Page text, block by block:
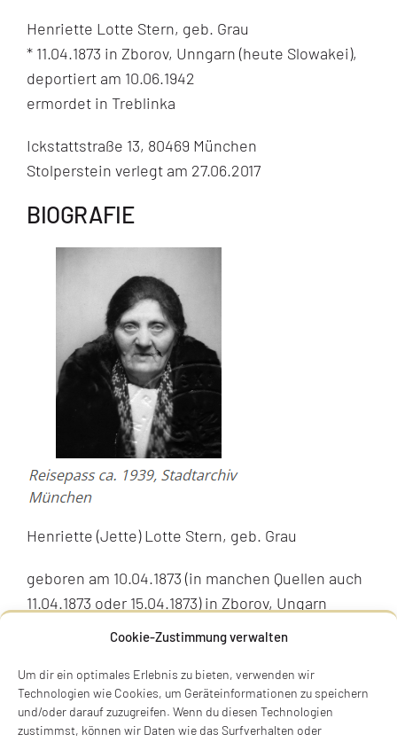
Cookie-Zustimmung verwalten
Um dir ein optimales Erlebnis zu bieten, verwenden wir
Technologien wie Cookies, um Geräteinformationen zu speichern
und/oder darauf zuzugreifen. Wenn du diesen Technologien
zustimmst, können wir Daten wie das Surfverhalten oder
Henriette Lotte Stern, geb. Grau
* 11.04.1873 in Zborov, Unngarn (heute Slowakei),
deportiert am 10.06.1942
ermordet in Treblinka
Ickstattstraße 13, 80469 München
Stolperstein verlegt am 27.06.2017
BIOGRAFIE
Henriette (Jette) Lotte Stern, geb. Grau
geboren am 10.04.1873 (in manchen Quellen auch
11.04.1873 oder 15.04.1873) in Zborov, Ungarn
(heute Slowakei), verheiratet, deportiert am
ermordet am 30.09.1942 in Treblinka.
Ehepartner